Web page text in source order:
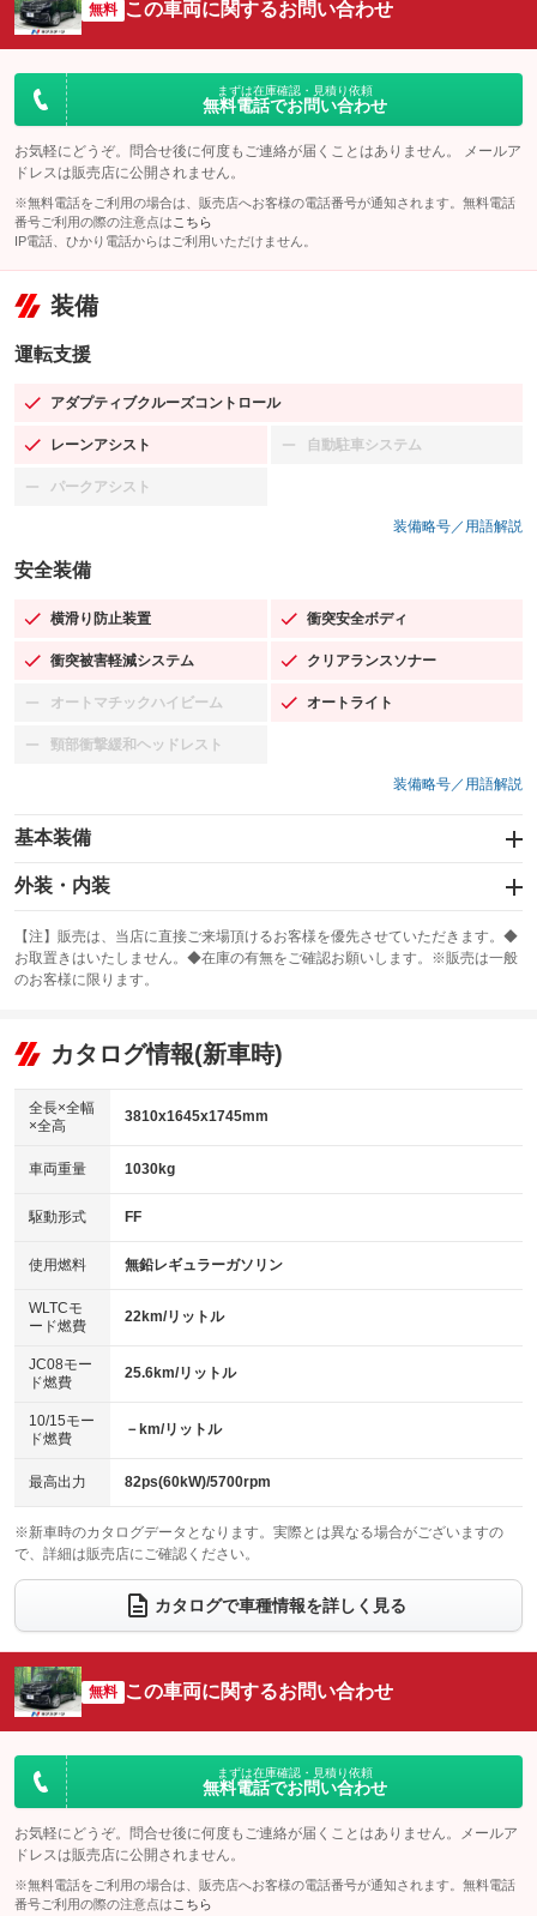
無料 この車両に関するお問い合わせ
まずは在庫確認・見積り依頼
無料電話でお問い合わせ
お気軽にどうぞ。問合せ後に何度もご連絡が届くことはありません。 メールア
ドレスは販売店に公開されません。
※無料電話をご利用の場合は、販売店へお客様の電話番号が通知されます。無料電話
番号ご利用の際の注意点は こちら
IP電話、ひかり電話からはご利用いただけません。
装備
運転支援
アダプティブクルーズコントロール
：装備あり
レーンアシスト
：装備あり 自動駐車システム
：装備なし
パークアシスト
：装備なし
装備略号／用語解説
安全装備
横滑り防止装置
：装備あり 衝突安全ボディ
：装備あり
衝突被害軽減システム
：装備あり クリアランスソナー
：装備あり
オートマチックハイビーム
：装備なし オートライト
：装備あり
頸部衝撃緩和ヘッドレスト
：装備なし
装備略号／用語解説
基本装備
エアバッグ：運転席/助手席/サイド
：装備あり
：装備あり
サンルーフ
：装備なし ABS
リフトアップ
：装備なし
：装備なし
パワーウィンドウ
アイドリングストップ
：装備あり
USB入力端子
：装備あり
100V電源
：装備なし
センターデフロック
：装備なし
電動格納ミラー
：装備あり
外装・内装
カーナビ：メモリーナビ他
：装備あり
TV：フルセグ
：装備あり
ビジュアル：-／DVD再生
：装備あり
：装備あり
革シート
キーレス
HID(キセノンライト)
：装備なし
バックカメラ
：装備あり
エアロ
：装備なし
：装備なし
パワーシート
ベンチシート
：装備なし
チップアップシート
：装備なし
：装備なし ：装備あり
ウォークスルー
：装備あり
電動リアゲート フロントカメラ
：装備あり
：装備なし ：装備あり
サイドカメラ
：装備あり ルーフレール
：装備なし
：装備なし
：装備なし
【注】販売は、当店に直接ご来場頂けるお客様を優先させていただきます。◆
お取置きはいたしません。◆在庫の有無をご確認お願いします。※販売は一般
のお客様に限ります。
カタログ情報(新車時)
全長×全幅
×全高
3810x1645x1745mm
車両重量 1030kg
駆動形式 FF
使用燃料 無鉛レギュラーガソリン
WLTCモ
ード燃費
22km/リットル
JC08モー
ド燃費
25.6km/リットル
10/15モー
ド燃費
－km/リットル
最高出力 82ps(60kW)/5700rpm
※新車時のカタログデータとなります。実際とは異なる場合がございますの
で、詳細は販売店にご確認ください。
カタログで車種情報を詳しく見る
無料 この車両に関するお問い合わせ
まずは在庫確認・見積り依頼
無料電話でお問い合わせ
お気軽にどうぞ。問合せ後に何度もご連絡が届くことはありません。メールア
ドレスは販売店に公開されません。
※無料電話をご利用の場合は、販売店へお客様の電話番号が通知されます。無料電話
番号ご利用の際の注意点は こちら